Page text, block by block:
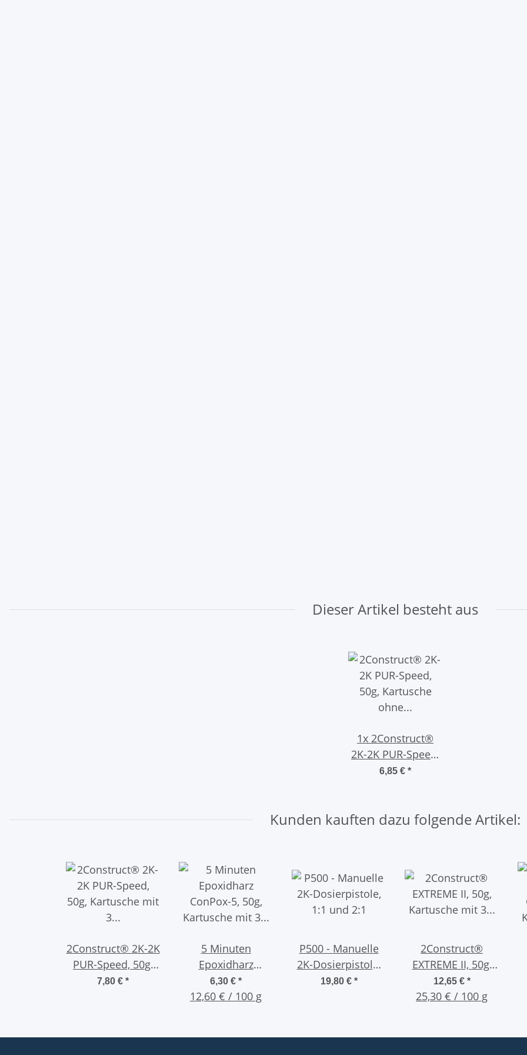
Dieser Artikel besteht aus
1x 2Construct®
2K-2K PUR-Speed,
50g, Kartusche
6,85 € *
Kunden kauften dazu folgende Artikel:
2Construct® 2K-2K
PUR-Speed, 50g,
Kartusche mit 3
7,80 € *
5 Minuten
Epoxidharz
ConPox-5, 50g,
Kartusche mit 3
6,30 € *
12,60 € / 100 g
P500 - Manuelle
2K-Dosierpistole,
1:1 und 2:1
19,80 € *
2Construct®
EXTREME II, 50g,
Kartusche mit 3
Mischdüsen
12,65 € *
25,30 € / 100 g